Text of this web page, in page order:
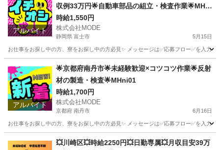
アルバイト
収例33万円🌟自動車部品の組立・検査作業🌟MHh
si01
時給1,550円
株式会社MODE
静岡県 富士市 5月15日
お仕事をお探し中の方、寮をお探し中の方必見✨ メッセージは✅応募フロー✅を入力
軽作業 自動車部品
アルバイト
🌟京都府南丹市🌟未経験歓迎×コツコツ作業🌟反射
材の製造・検査🌟MHni01
時給1,700円
株式会社MODE
京都府 南丹市 6月16日
お仕事をお探し中の方、寮をお探し中の方必見✨ メッセージは✅応募フロー✅を入力
軽作業 時給
💥川崎区💥時給2250円💥日勤専属💥月収目安39万